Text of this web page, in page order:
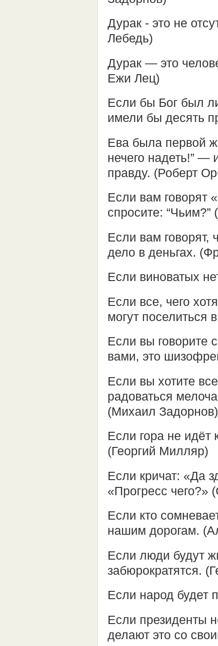
Дурак - это не
Лебедь)
Дурак — это
Ежи Лец)
Если бы Бог был
имели бы десять
Ева была первой
нечего надеть!” —
правду. (Роберт
Если вам говорят
спросите:
Если вам говорят,
дело в деньгах.
Если виноватых
Если все, чего
могут поселиться
Если вы говорите
вами, это
Если вы хотите
радоваться
(Михаил Задорнов)
Если гора не идёт
(Георгий Милляр)
Если кричат: «Да
«Прогресс чего?»
Если кто
нашим дорогам.
Если люди будут
забюрократятся.
Если народ будет
Если президенты
делают это со